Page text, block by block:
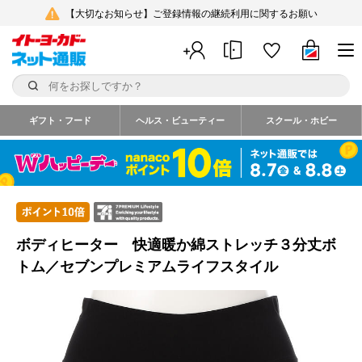
【大切なお知らせ】ご登録情報の継続利用に関するお願い
ギフト・フード ヘルス・ビューティー スクール・ホビー
ボディヒーター 快適暖か綿ストレッチ３分丈ボ
トム／セブンプレミアムライフスタイル